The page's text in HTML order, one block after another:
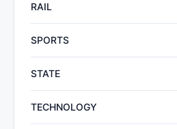
RAIL
SPORTS
STATE
TECHNOLOGY